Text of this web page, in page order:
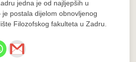
jedna je od najljepših u
postala dijelom obnovljenog
Filozofskog fakulteta u Zadru.